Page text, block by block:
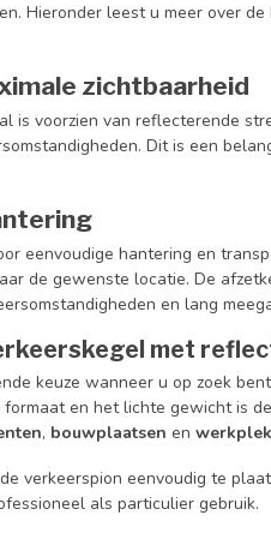
Hieronder leest u meer over
zichtbaarheid
is voorzien van reflecterende
Dit is een
eenvoudige hantering en
de gewenste locatie. De
en lang
met
keuze wanneer u op zoek
formaat en het lichte gewicht is
, bouwplaatsen en
verkeerspion eenvoudig te
als particulier gebruik.